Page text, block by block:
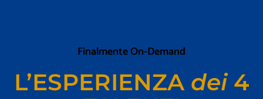
Finalmente On-Demand
L’ESPERIENZA dei 4